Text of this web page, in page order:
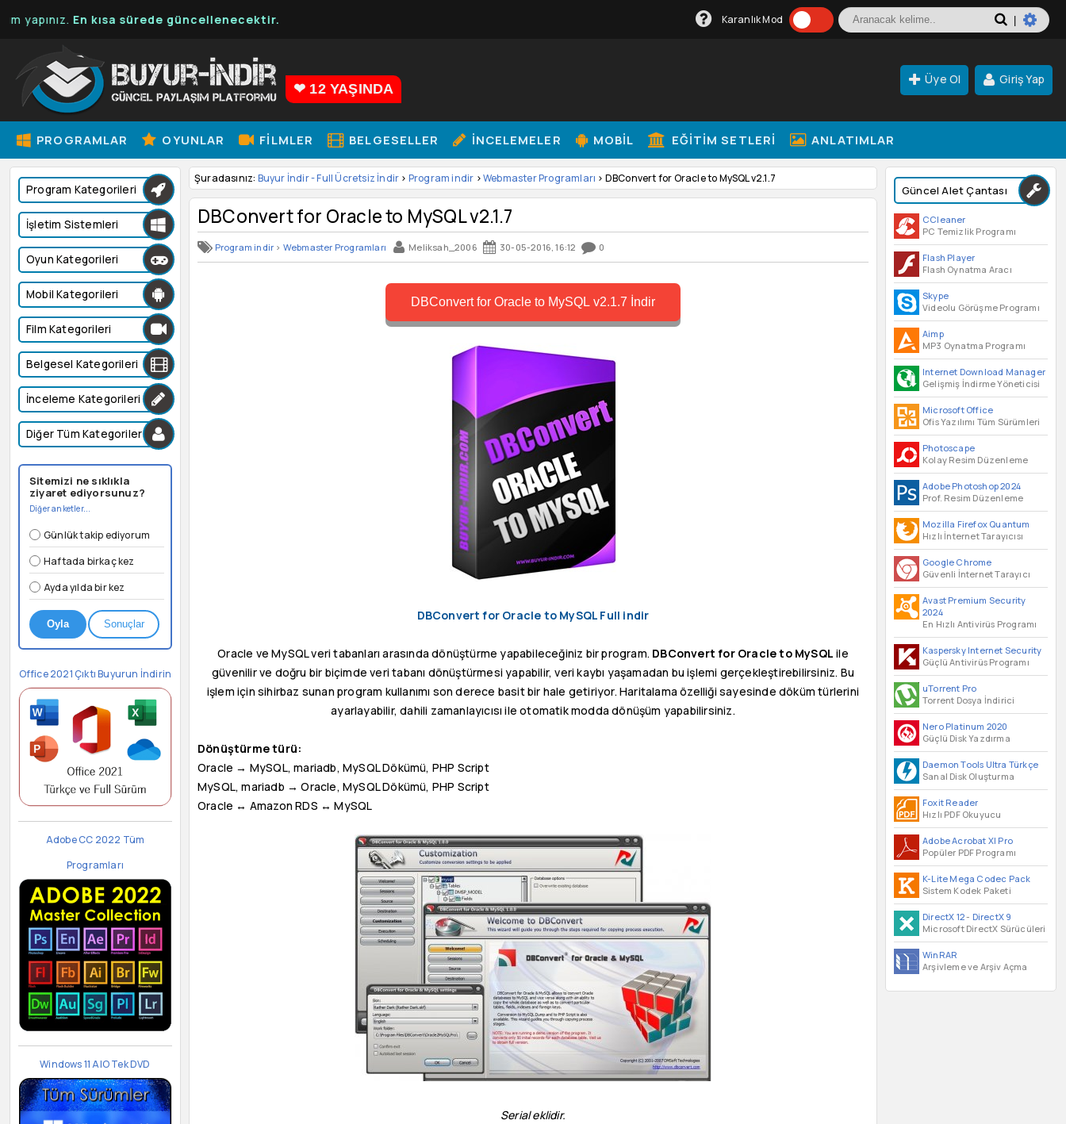
En kısa sürede güncellenecektir. Karanlık Mod
❤ 12 YAŞINDA
Üye Ol Giriş Yap
PROGRAMLAR OYUNLAR FILMLER BELGESELLER İNCELEMELER MOBIL EĞITIM SETLERI ANLATIMLAR
Güncel Alet Çantası
CCleaner
PC Temizlik Programı
Flash Player
Flash Oynatma Aracı
Skype
Videolu Görüşme Programı
Aimp
MP3 Oynatma Programı
Internet Download Manager
Gelişmiş İndirme Yöneticisi
Microsoft Office
Ofis Yazılımı Tüm Sürümleri
Photoscape
Kolay Resim Düzenleme
Adobe Photoshop 2024
Prof. Resim Düzenleme
Mozilla Firefox Quantum
Hızlı İnternet Tarayıcısı
Google Chrome
Güvenli İnternet Tarayıcı
Avast Premium Security
2024
En Hızlı Antivirüs Programı
Kaspersky Internet Security
Güçlü Antivirüs Programı
uTorrent Pro
Torrent Dosya İndirici
Nero Platinum 2020
Güçlü Disk Yazdırma
Daemon Tools Ultra Türkçe
Sanal Disk Oluşturma
Foxit Reader
Hızlı PDF Okuyucu
Adobe Acrobat XI Pro
Popüler PDF Programı
K-Lite Mega Codec Pack
Sistem Kodek Paketi
DirectX 12- DirectX 9
Microsoft DirectX Sürücüleri
WinRAR
Arşivleme ve Arşiv Açma
Program Kategorileri
İşletim Sistemleri
Oyun Kategorileri
Mobil Kategorileri
Film Kategorileri
Belgesel Kategorileri
İnceleme Kategorileri
Diğer Tüm Kategoriler
Sitemizi ne sıklıkla
ziyaret ediyorsunuz?
Diğer anketler...
Günlük takip ediyorum
Haftada birkaç kez
Ayda yılda bir kez
Oyla Sonuçlar
Office 2021 Çıktı Buyurun İndirin
Adobe CC 2022 Tüm
Programları
Windows 11 AIO Tek DVD
Şuradasınız: Buyur İndir - Full Ücretsiz İndir > Program indir >Webmaster Programları > DBConvert for Oracle to MySQL v2.1.7
DBConvert for Oracle to MySQL v2.1.7
Program indir > Webmaster Programları Meliksah_2006 30-05-2016, 16:12 0
DBConvert for Oracle to MySQL v2.1.7 İndir
DBConvert for Oracle to MySQL Full indir
Oracle ve MySQL veri tabanları arasında dönüştürme yapabileceğiniz bir program. DBConvert for Oracle to MySQL ile
güvenilir ve doğru bir biçimde veri tabanı dönüştürmesi yapabilir, veri kaybı yaşamadan bu işlemi gerçekleştirebilirsiniz. Bu
işlem için sihirbaz sunan program kullanımı son derece basit bir hale getiriyor. Haritalama özelliği sayesinde döküm türlerini
ayarlayabilir, dahili zamanlayıcısı ile otomatik modda dönüşüm yapabilirsiniz.
Dönüştürme türü:
Oracle → MySQL, mariadb, MySQL Dökümü, PHP Script
MySQL, mariadb → Oracle, MySQL Dökümü, PHP Script
Oracle ↔ Amazon RDS ↔ MySQL
Serial eklidir.